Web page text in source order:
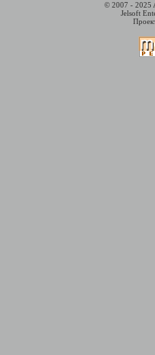
© 2007 - 2025
Jelsoft